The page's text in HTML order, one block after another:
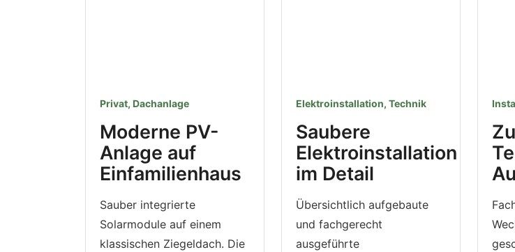
Privat, Dachanlage
Moderne PV-
Anlage auf
Einfamilienhaus
Sauber integrierte
Solarmodule auf einem
klassischen Ziegeldach. Die
Elektroinstallation, Technik
Saubere
Elektroinstallation
im Detail
Übersichtlich aufgebaute
und fachgerecht
ausgeführte